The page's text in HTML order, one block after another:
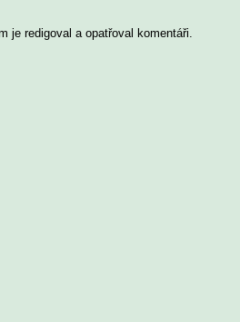
redigoval a opatřoval komentáři.